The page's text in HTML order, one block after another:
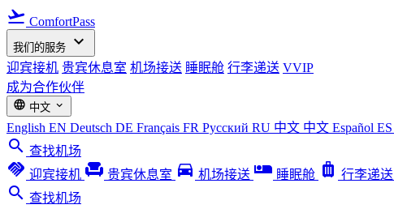
flight_takeoff ComfortPass
我们的服务 expand_more
迎宾接机 贵宾休息室 机场接送 睡眠舱 行李递送 VVIP
成为合作伙伴
language 中文 expand_more
English EN Deutsch DE Français FR Русский RU 中文 中文 Español ES
search 查找机场
handshake 迎宾接机 chair 贵宾休息室 directions_car 机场接送 airline_seat_individual_suite 睡眠舱 luggage 行李递送
search 查找机场